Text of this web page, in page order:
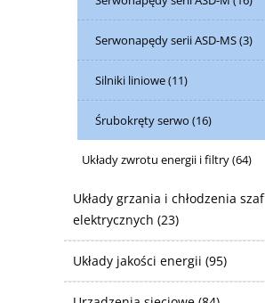
Serwonapędy serii ASD-MS(3)
Silniki liniowe(11)
Śrubokręty serwo (16)
Układy zwrotu energii i filtry(64)
Układy grzania i chłodzenia szaf
elektrycznych (23)
Układy jakości energii (95)